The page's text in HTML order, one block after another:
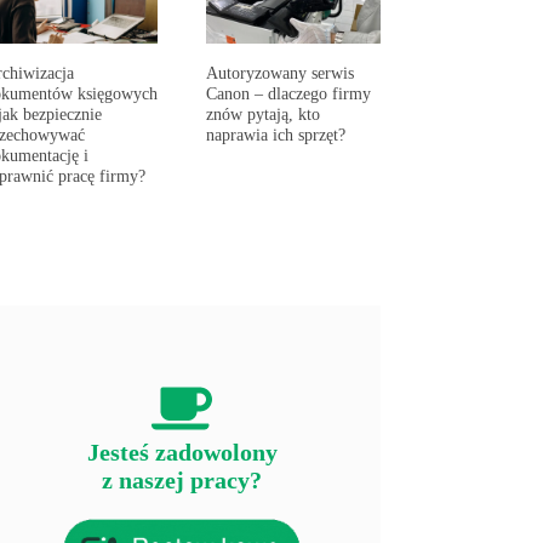
księgowych
bezpiecznie
i
pracę firmy?
Autoryzowany serwis
Canon – dlaczego firmy
znów pytają, kto
naprawia ich sprzęt?
Jesteś zadowolony
z naszej pracy?